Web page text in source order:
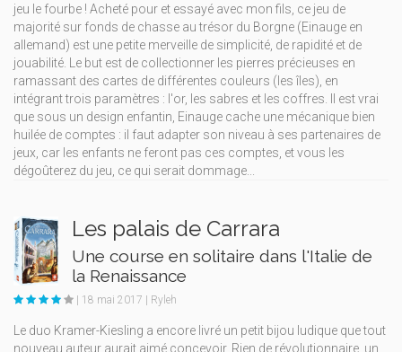
jeu le fourbe ! Acheté pour et essayé avec mon fils, ce jeu de
majorité sur fonds de chasse au trésor du Borgne (Einauge en
allemand) est une petite merveille de simplicité, de rapidité et de
jouabilité. Le but est de collectionner les pierres précieuses en
ramassant des cartes de différentes couleurs (les îles), en
intégrant trois paramètres : l'or, les sabres et les coffres. Il est vrai
que sous un design enfantin, Einauge cache une mécanique bien
huilée de comptes : il faut adapter son niveau à ses partenaires de
jeux, car les enfants ne feront pas ces comptes, et vous les
dégoûterez du jeu, ce qui serait dommage...
Les palais de Carrara
Une course en solitaire dans l'Italie de
la Renaissance
| 18 mai 2017 | Ryleh
Le duo Kramer-Kiesling a encore livré un petit bijou ludique que tout
nouveau auteur aurait aimé concevoir. Rien de révolutionnaire, un